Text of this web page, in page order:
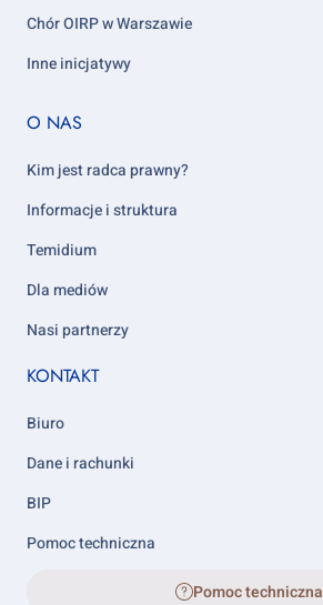
Chór OIRP w Warszawie
Inne inicjatywy
Footer
5
O NAS
Kim jest radca prawny?
Informacje i struktura
Temidium
Dla mediów
Nasi partnerzy
KONTAKT
Biuro
Dane i rachunki
BIP
Pomoc techniczna
Pomoc techniczna